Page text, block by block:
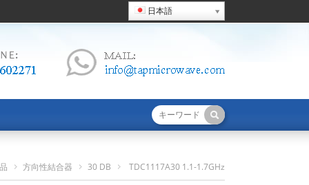
日本語
方向性結合器 30 DB TDC1117A30 1.1-1.7GHz